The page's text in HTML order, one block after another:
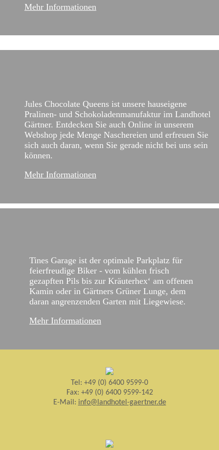
Mehr Informationen
Jules Chocolate Queens ist unsere hauseigene
Pralinen- und Schokoladenmanufaktur im Landhotel
Gärtner. Entdecken Sie auch Online in unserem
Webshop jede Menge Naschereien und erfreuen Sie
sich auch daran, wenn Sie gerade nicht bei uns sein
können.
Mehr Informationen
Tines Garage ist der optimale Parkplatz für
feierfreudige Biker - vom kühlen frisch
gezapften Pils bis zur Kräuterhex‘ am offenen
Kamin oder in Gärtners Grüner Lunge, dem
daran angrenzenden Garten mit Liegewiese.
Mehr Informationen
Tel: +49 (0) 6400 9599-0
Fax: +49 (0) 6400 9599-142
E-Mail: info@landhotel-gaertner.de